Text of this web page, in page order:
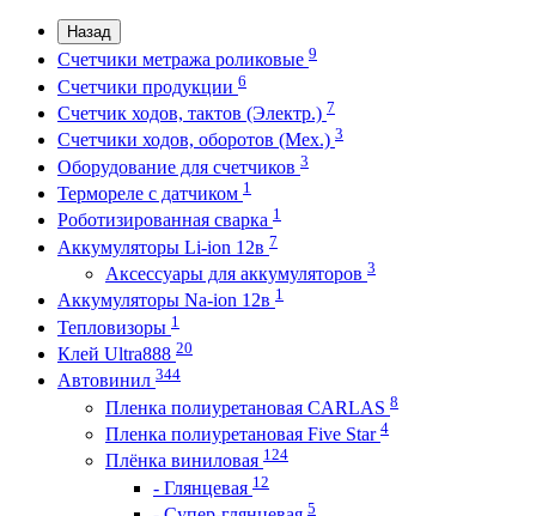
Назад
Счетчики метража роликовые 9
Счетчики продукции 6
Счетчик ходов, тактов (Электр.) 7
Счетчики ходов, оборотов (Мех.) 3
Оборудование для счетчиков 3
Термореле с датчиком 1
Роботизированная сварка 1
Аккумуляторы Li-ion 12в 7
Аксессуары для аккумуляторов 3
Аккумуляторы Na-ion 12в 1
Тепловизоры 1
Клей Ultra888 20
Автовинил 344
Пленка полиуретановая CARLAS 8
Пленка полиуретановая Five Star 4
Плёнка виниловая 124
- Глянцевая 12
5